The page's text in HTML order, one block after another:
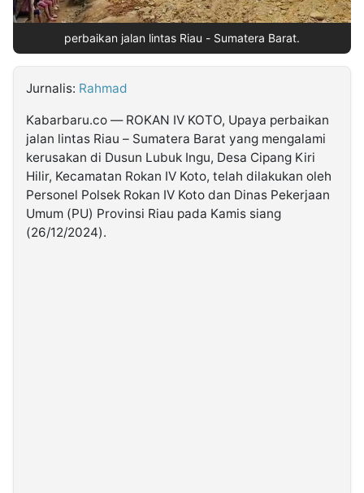
Kabarbaru.co
2026
perbaikan jalan lintas Riau - Sumatera Barat.
Jurnalis: Rahmad
Kabarbaru.co — ROKAN IV KOTO, Upaya perbaikan
jalan lintas Riau – Sumatera Barat yang mengalami
kerusakan di Dusun Lubuk Ingu, Desa Cipang Kiri
Hilir, Kecamatan Rokan IV Koto, telah dilakukan oleh
Personel Polsek Rokan IV Koto dan Dinas Pekerjaan
Umum (PU) Provinsi Riau pada Kamis siang
(26/12/2024).